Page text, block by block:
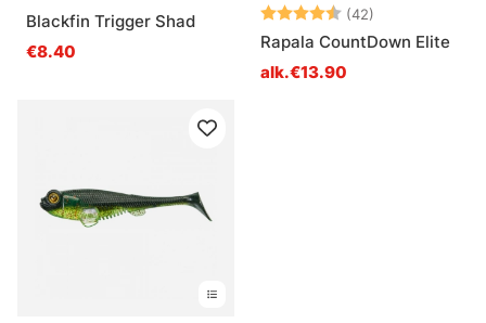
Blackfin Trigger Shad
€8.40
Arvio: (42)
Rapala CountDown Elite
alk.€13.90